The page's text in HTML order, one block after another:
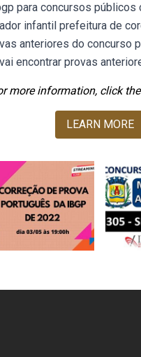
para concursos
infantil prefeitura de
anteriores do
encontrar provas
more information, click
LEARN MORE